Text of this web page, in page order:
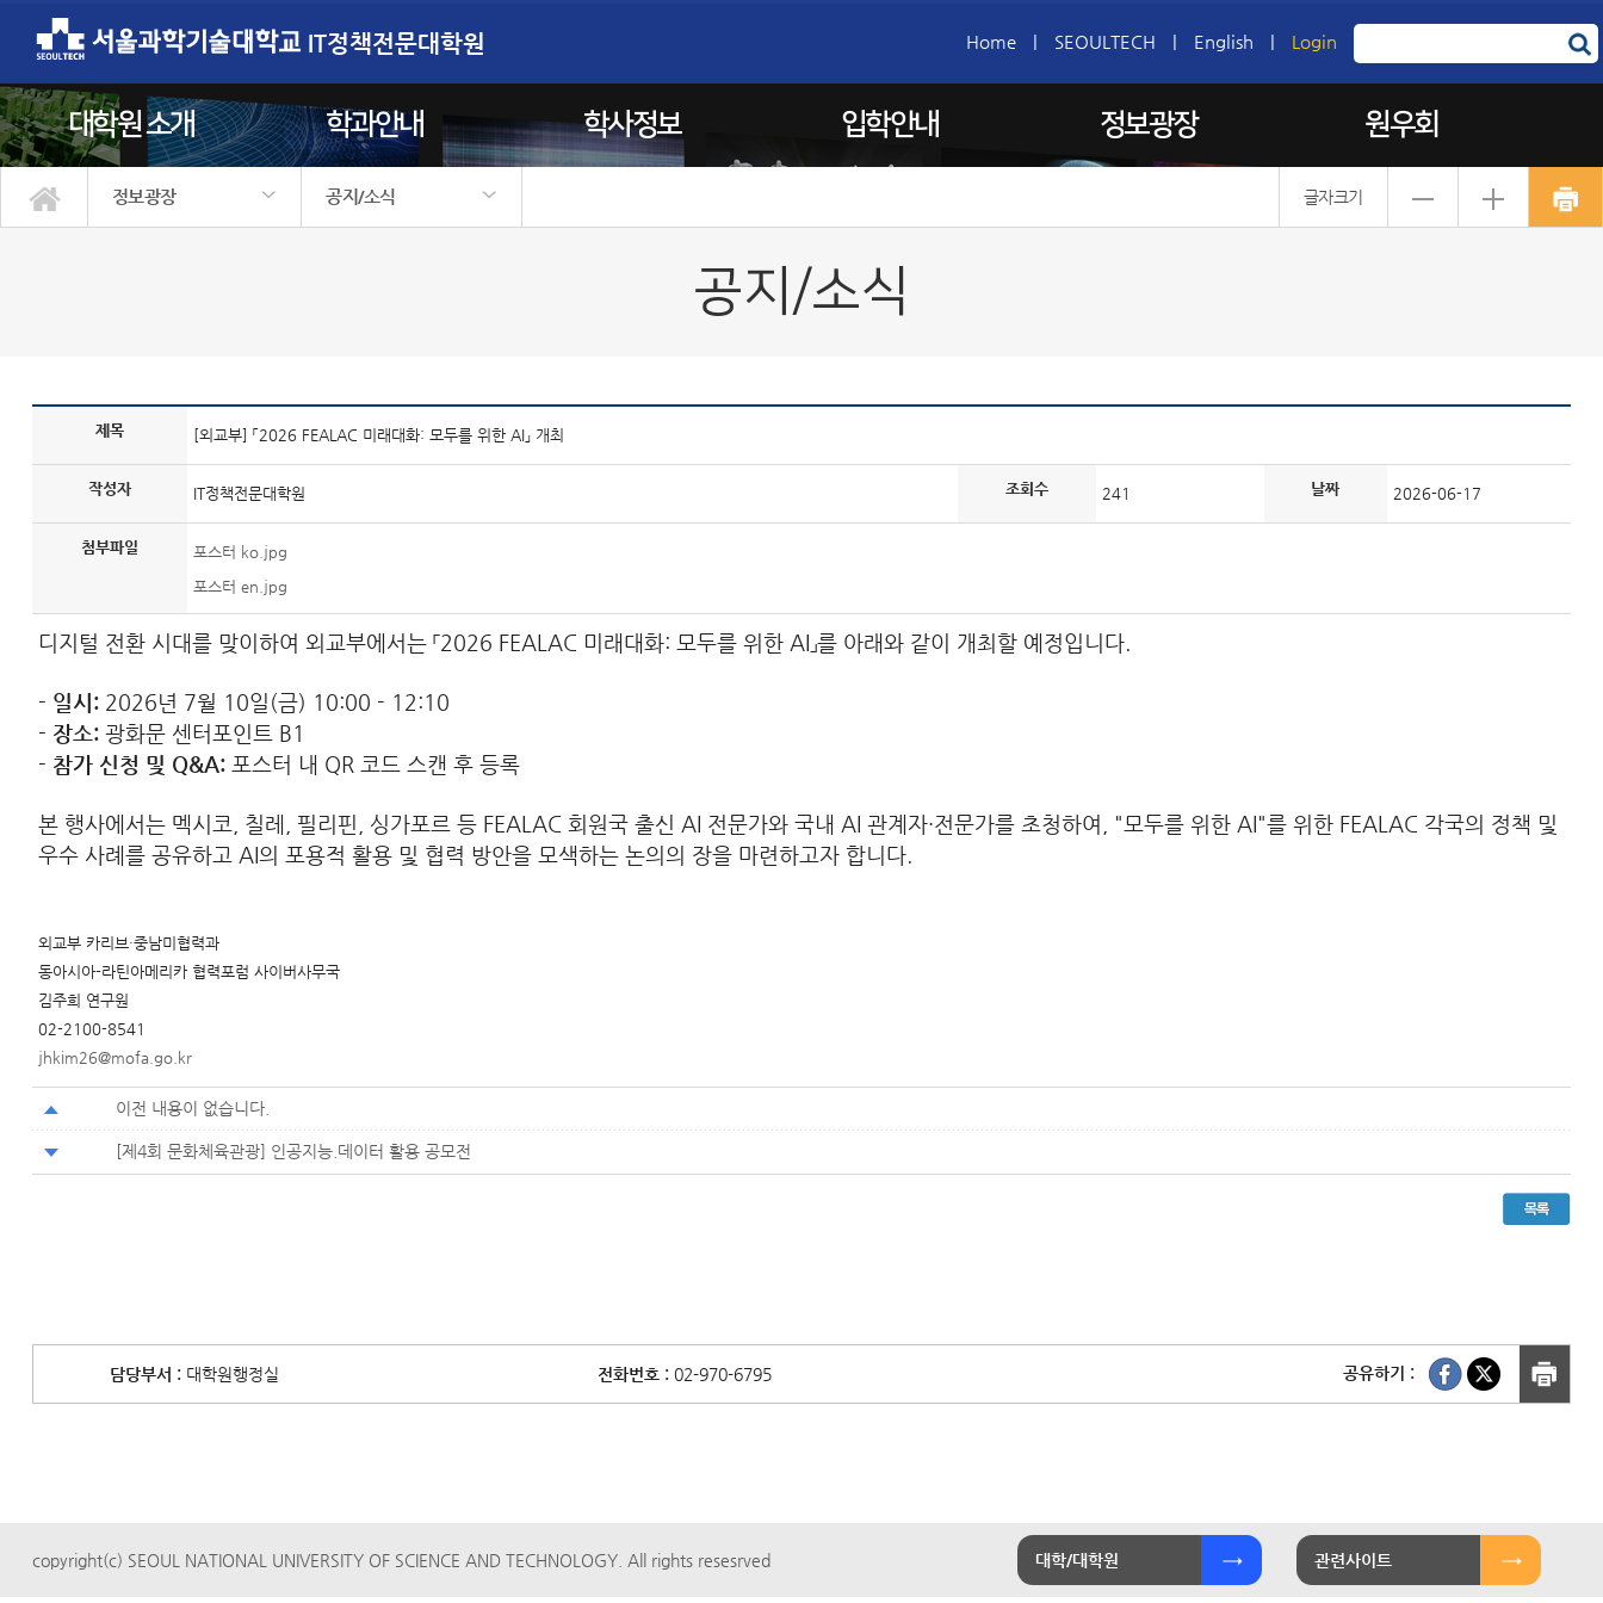
IT정책전문대학원 Home | SEOULTECH | English | Login
대학원 소개 학과안내 학사정보 입학안내 정보광장 원우회
정보광장
대학원 소개
학과안내
학사정보
입학안내
정보광장
원우회
공지/소식
공지/소식
행사갤러리
정보자료실
자주하는질문
글자크기
공지/소식
제목 [외교부] 「2026 FEALAC 미래대화: 모두를 위한 AI」 개최
작성자 IT정책전문대학원 조회수 241 날짜 2026-06-17
첨부파일
포스터 ko.jpg
포스터 en.jpg
디지털 전환 시대를 맞이하여 외교부에서는 「2026 FEALAC 미래대화: 모두를 위한 AI」를 아래와 같이 개최할 예정입니다.
- 일시:2026년 7월 10일(금) 10:00 - 12:10
- 장소:광화문 센터포인트 B1
- 참가 신청 및 Q&A:포스터 내 QR 코드 스캔 후 등록
본 행사에서는 멕시코, 칠레, 필리핀, 싱가포르 등 FEALAC 회원국 출신 AI 전문가와 국내 AI 관계자·전문가를 초청하여, "모두를 위한 AI"를 위한 FEALAC 각국의 정책 및
우수 사례를 공유하고 AI의 포용적 활용 및 협력 방안을 모색하는 논의의 장을 마련하고자 합니다.
외교부 카리브·중남미협력과
동아시아-라틴아메리카 협력포럼 사이버사무국
김주희 연구원
02-2100-8541
jhkim26@mofa.go.kr
이전 내용이 없습니다.
[제4회 문화체육관광] 인공지능.데이터 활용 공모전
담당부서 : 대학원행정실 전화번호 : 02-970-6795 공유하기 :
copyright(c) SEOUL NATIONAL UNIVERSITY OF SCIENCE AND TECHNOLOGY. All rights resesrved 대학/대학원 관련사이트